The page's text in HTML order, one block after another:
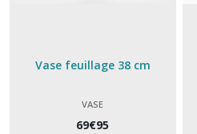
Vase feuillage 38 cm
VASE
69€95